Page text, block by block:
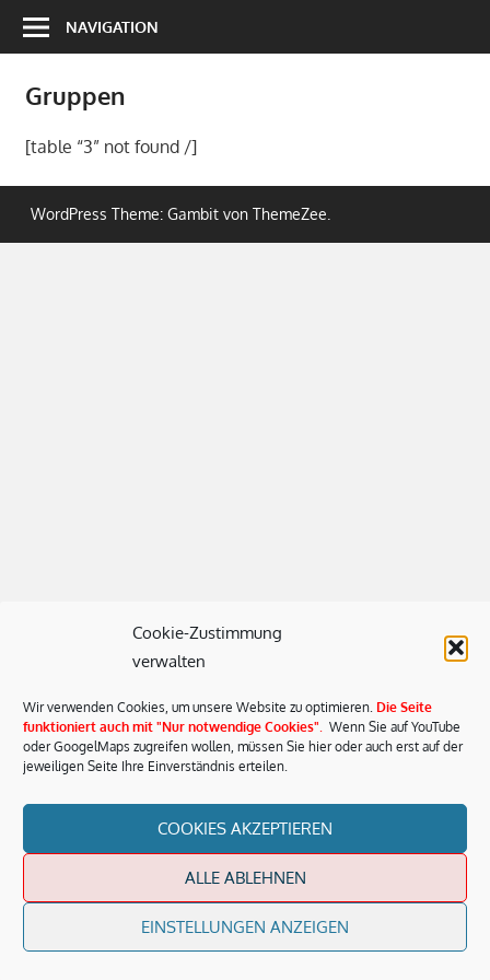
Cookie-Zustimmung
verwalten
Wir verwenden Cookies, um unsere Website zu optimieren. Die Seite
funktioniert auch mit "Nur notwendige Cookies". Wenn Sie auf YouTube
oder GoogelMaps zugreifen wollen, müssen Sie hier oder auch erst auf der
jeweiligen Seite Ihre Einverständnis erteilen.
COOKIES AKZEPTIEREN
ALLE ABLEHNEN
EINSTELLUNGEN ANZEIGEN
Zum
Inhalt
NAVIGATION
Gruppen
[table “3” not found /]
WordPress Theme: Gambit von ThemeZee.